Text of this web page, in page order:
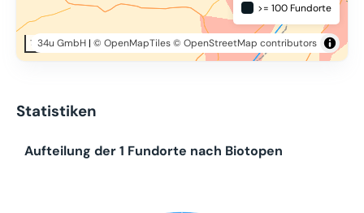
10 km
34u GmbH| © OpenMapTiles© OpenStreetMap contributors
>= 100 Fundorte
Statistiken
Aufteilung der 1 Fundorte nach Biotopen